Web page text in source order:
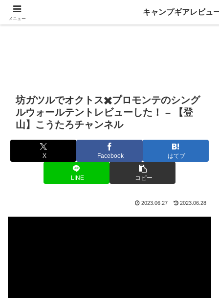
坊ガツルでオクトス✖️プロモンテのシング
ルウォールテントレビューした！ – 【登
山】こうたろチャンネル
X Facebook はてブ
LINE コピー
2023.06.27 2023.06.28
メニュー
キャンプギアレビュ